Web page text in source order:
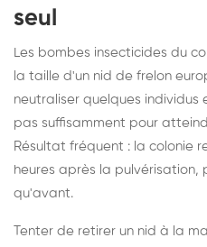
seul
Les bombes insecticides du
la taille d'un nid de frelon
neutraliser quelques individus
pas suffisamment pour
Résultat fréquent : la colonie
heures après la pulvérisation,
qu'avant.
Tenter de retirer un nid à la